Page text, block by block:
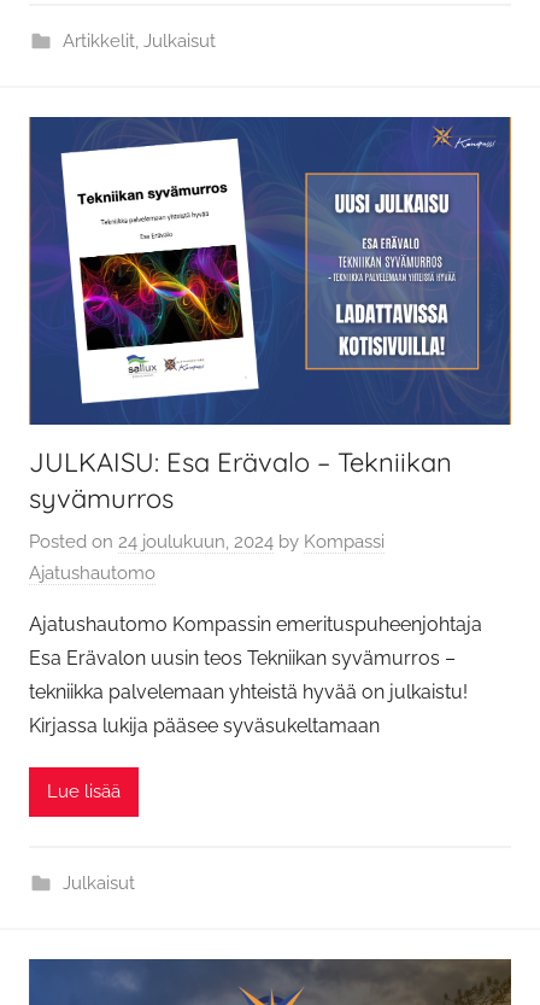
Artikkelit, Julkaisut
JULKAISU: Esa Erävalo – Tekniikan
syvämurros
Posted on 24 joulukuun, 2024 by Kompassi
Ajatushautomo
Ajatushautomo Kompassin emerituspuheenjohtaja
Esa Erävalon uusin teos Tekniikan syvämurros –
tekniikka palvelemaan yhteistä hyvää on julkaistu!
Kirjassa lukija pääsee syväsukeltamaan
Lue lisää
Julkaisut